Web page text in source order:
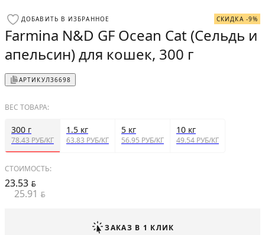
ДОБАВИТЬ В ИЗБРАННОЕ СКИДКА -9%
Farmina N&D GF Ocean Cat (Сельдь и
апельсин) для кошек, 300 г
АРТИКУЛ36698
ВЕС ТОВАРА:
300 г
78.43 РУБ/КГ
1.5 кг
63.83 РУБ/КГ
5 кг
56.95 РУБ/КГ
10 кг
49.54 РУБ/КГ
СТОИМОСТЬ:
23.53 BYN
25.91 BYN
ЗАКАЗ В 1 КЛИК